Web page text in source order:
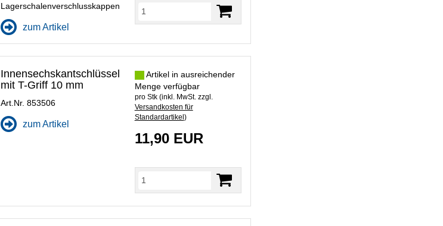
Lagerschalenverschlusskappen
zum Artikel
Innensechskantschlüssel
mit T-Griff 10 mm
Art.Nr. 853506
zum Artikel
Artikel in ausreichender
Menge verfügbar
pro Stk (inkl. MwSt. zzgl.
Versandkosten für
Standardartikel )
11,90 EUR